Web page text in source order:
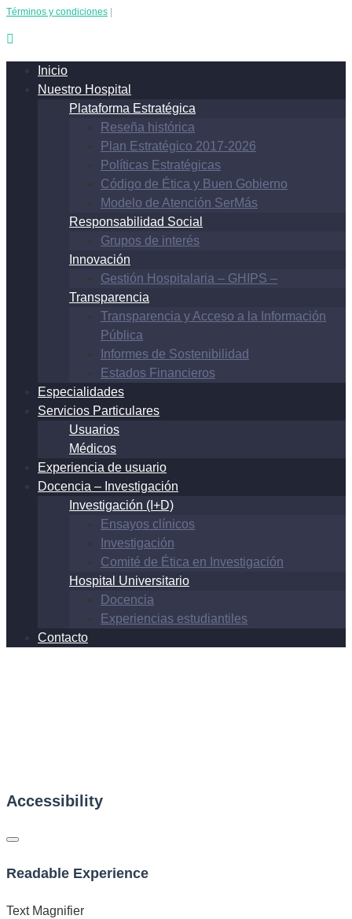
Términos y condiciones |
Inicio
Nuestro Hospital
Plataforma Estratégica
Reseña histórica
Plan Estratégico 2017-2026
Políticas Estratégicas
Código de Ética y Buen Gobierno
Modelo de Atención SerMás
Responsabilidad Social
Grupos de interés
Innovación
Gestión Hospitalaria – GHIPS –
Transparencia
Transparencia y Acceso a la Información
Pública
Informes de Sostenibilidad
Estados Financieros
Especialidades
Servicios Particulares
Usuarios
Médicos
Experiencia de usuario
Docencia – Investigación
Investigación (I+D)
Ensayos clínicos
Investigación
Comité de Ética en Investigación
Hospital Universitario
Docencia
Experiencias estudiantiles
Contacto
Accessibility
Readable Experience
Text Magnifier